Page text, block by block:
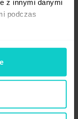
z innymi danymi
podczas
i budzą (a
emocje.